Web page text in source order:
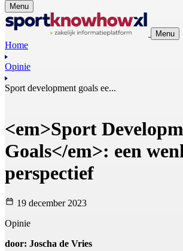
Menu
Menu
Home
Opinie
Sport development goals ee...
<em>Sport
Goals</em>: een
perspectief
19 december 2023
Opinie
door: Joscha de Vries